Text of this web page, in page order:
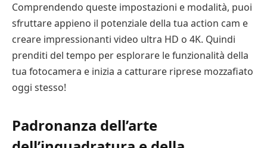
Comprendendo queste impostazioni e modalità, puoi
sfruttare appieno il potenziale della tua action cam e
creare impressionanti video ultra HD o 4K. Quindi
prenditi del tempo per esplorare le funzionalità della
tua fotocamera e inizia a catturare riprese mozzafiato
oggi stesso!
Padronanza dell’arte